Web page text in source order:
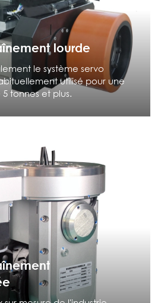
lourde
le système servo
utilisé pour une
tonnes et plus.